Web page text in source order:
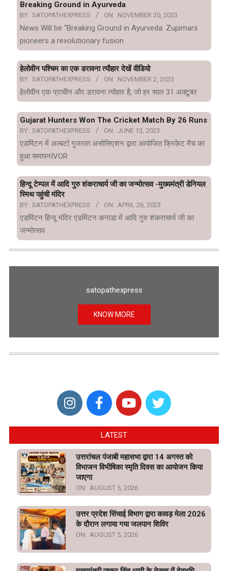
Breaking Ground in Ayurveda
BY: SATOPATHEXPRESS ON: NOVEMBER 20, 2023
News Will be “Breaking Ground in Ayurveda: Zupimars
pioneers a revolutionary fusion
हेलोवीन पश्चिम का एक डरावना त्यौहार देखें वीडियो
BY: SATOPATHEXPRESS ON: NOVEMBER 2, 2023
हेलोवीन एक प्राचीन और डरावना त्योहार है, जो हर साल 31 अक्टूबर
Gujarat Hunters Won The Cricket Match By 26 Runs
BY: SATOPATHEXPRESS ON: JUNE 13, 2023
एडमिंटन में अल्बर्टा गुजरात असोसिएशन द्वारा आयोजित क्रिकेट मैच का
हुआ समापनIVOR
हिन्दू टेम्पल में आदि गुरु शंकराचार्य जी का जन्मोत्सव -मुख्यमंत्री डेनियल
स्मिथ पहुंची मंदिर
BY: SATOPATHEXPRESS ON: APRIL 26, 2023
एडमिंटन हिन्दू मंदिर एडमिंटन कनाडा में आदि गुरु शंकराचार्य जी का
जन्मोत्सव
satopathexpress
KNOW MORE
LATEST
उत्तरांचल पंजाबी महासभा द्वारा 14 अगस्त को
विभाजन विभीषिका स्मृति दिवस का आयोजन किया
जाएगा
ON: AUGUST 5, 2026
उत्तर प्रदेश सिंचाई विभाग द्वारा कावड़ मेला 2026
के दौरान लगाया गया जलपान शिविर
ON: AUGUST 5, 2026